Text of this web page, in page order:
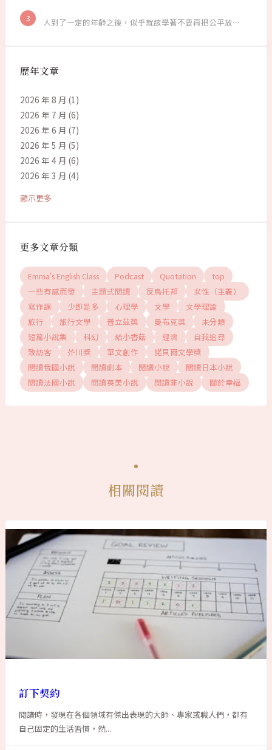
人到了一定的年齡之後，似乎就該學著不要再把公平放…
歷年文章
2026 年 8 月 (1)
2026 年 7 月 (6)
2026 年 6 月 (7)
2026 年 5 月 (5)
2026 年 4 月 (6)
2026 年 3 月 (4)
顯示更多
更多文章分類
Emma's English Class Podcast Quotation
top
一些有感而發
主題式閱讀 反烏托邦
女性（主義）
寫作課
少即是多 心理學 文學
文學理論
旅行
旅行文學 普立茲獎 曼布克獎
未分類
短篇小說集
科幻 給小香菇 經濟
自我追尋
致訪客
芥川獎 華文創作
諾貝爾文學獎
閱讀俄國小說
閱讀劇本 閱讀小說
閱讀日本小說
閱讀法國小說
閱讀英美小說 閱讀非小說 關於幸福
相關閱讀
訂下契約
閱讀時，發現在各個領域有傑出表現的大師、專家或職人們，都有
自己固定的生活習慣，然...